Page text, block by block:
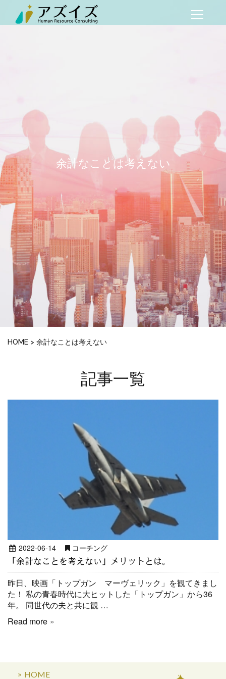
余計なことは考えない
HOME > 余計なことは考えない
記事一覧
2022-06-14 コーチング
「余計なことを考えない」メリットとは。
昨日、映画「トップガン マーヴェリック」を観てきまし
た！ 私の青春時代に大ヒットした「トップガン」から36
年。 同世代の夫と共に観 …
Read more
HOME